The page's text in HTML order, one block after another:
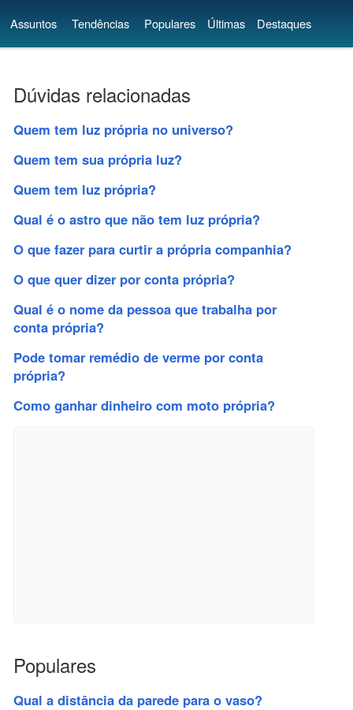
Assuntos Tendências Populares Últimas Destaques
Dúvidas relacionadas
Quem tem luz própria no universo?
Quem tem sua própria luz?
Quem tem luz própria?
Qual é o astro que não tem luz própria?
O que fazer para curtir a própria companhia?
O que quer dizer por conta própria?
Qual é o nome da pessoa que trabalha por
conta própria?
Pode tomar remédio de verme por conta
própria?
Como ganhar dinheiro com moto própria?
Populares
Qual a distância da parede para o vaso?